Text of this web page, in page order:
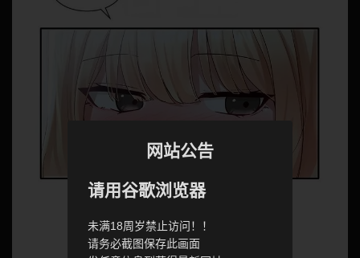
网站公告
请用谷歌浏览器
未满18周岁禁止访问！！
请务必截图保存此画面